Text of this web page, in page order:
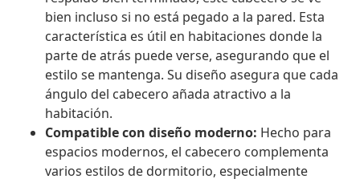
bien incluso si no está pegado a la pared. Esta
característica es útil en habitaciones donde la
parte de atrás puede verse, asegurando que el
estilo se mantenga. Su diseño asegura que cada
ángulo del cabecero añada atractivo a la
habitación.
Compatible con diseño moderno: Hecho para
espacios modernos, el cabecero complementa
varios estilos de dormitorio, especialmente